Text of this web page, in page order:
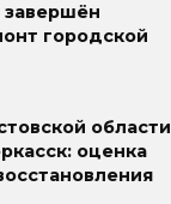
завершён
городской
области
оценка